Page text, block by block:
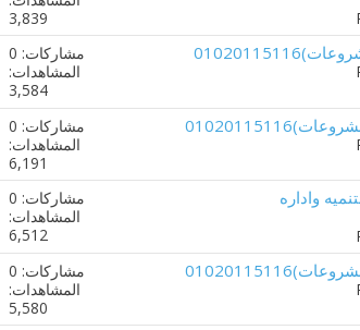
3,839
مشاركات: 0
المشاهدات:
3,584
مشاركات: 0
المشاهدات:
6,191
واداره
مشاركات: 0
المشاهدات:
6,512
مشاركات: 0
المشاهدات:
5,580